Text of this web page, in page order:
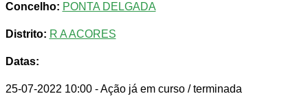
Concelho: PONTA DELGADA
Distrito: R A ACORES
Datas:
25-07-2022 10:00 - Ação já em curso / terminada